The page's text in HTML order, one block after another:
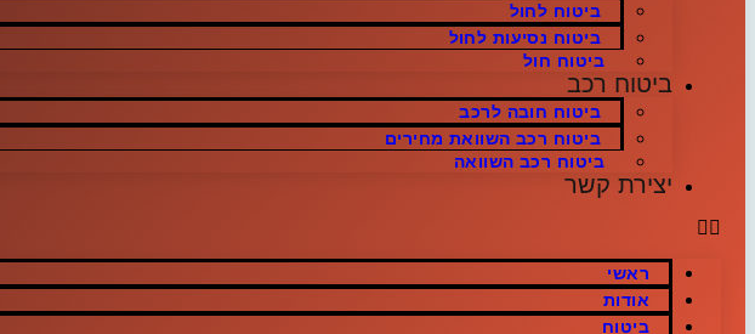
ביטוח לחול
ביטוח נסיעות לחול
ביטוח חול
ביטוח רכב
ביטוח חובה לרכב
ביטוח רכב השוואת מחירים
ביטוח רכב השוואה
יצירת קשר
ראשי
אודות
ביטוח